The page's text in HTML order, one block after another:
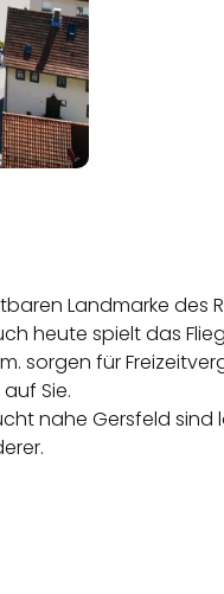
Landmarke des
heute spielt das
sorgen für
Sie.
nahe Gersfeld sind